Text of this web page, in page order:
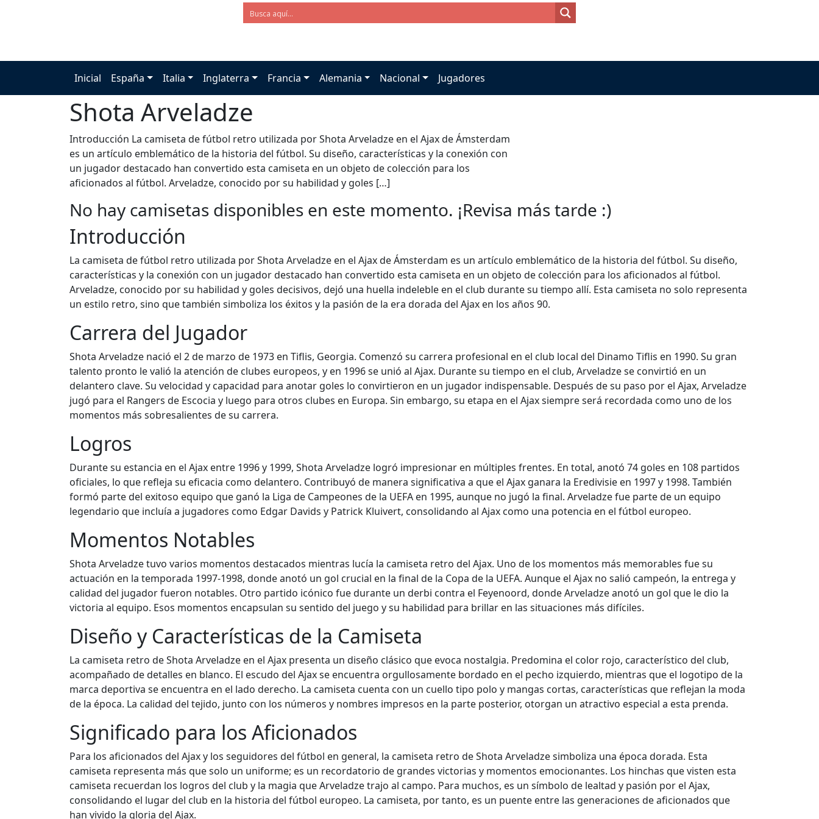
Inicial España Italia Inglaterra Francia Alemania Nacional Jugadores
Shota Arveladze
Introducción La camiseta de fútbol retro utilizada por Shota Arveladze en el Ajax de Ámsterdam
es un artículo emblemático de la historia del fútbol. Su diseño, características y la conexión con
un jugador destacado han convertido esta camiseta en un objeto de colección para los
aficionados al fútbol. Arveladze, conocido por su habilidad y goles […]
No hay camisetas disponibles en este momento. ¡Revisa más tarde :)
Introducción
La camiseta de fútbol retro utilizada por Shota Arveladze en el Ajax de Ámsterdam es un artículo emblemático de la historia del fútbol. Su diseño,
características y la conexión con un jugador destacado han convertido esta camiseta en un objeto de colección para los aficionados al fútbol.
Arveladze, conocido por su habilidad y goles decisivos, dejó una huella indeleble en el club durante su tiempo allí. Esta camiseta no solo representa
un estilo retro, sino que también simboliza los éxitos y la pasión de la era dorada del Ajax en los años 90.
Carrera del Jugador
Shota Arveladze nació el 2 de marzo de 1973 en Tiflis, Georgia. Comenzó su carrera profesional en el club local del Dinamo Tiflis en 1990. Su gran
talento pronto le valió la atención de clubes europeos, y en 1996 se unió al Ajax. Durante su tiempo en el club, Arveladze se convirtió en un
delantero clave. Su velocidad y capacidad para anotar goles lo convirtieron en un jugador indispensable. Después de su paso por el Ajax, Arveladze
jugó para el Rangers de Escocia y luego para otros clubes en Europa. Sin embargo, su etapa en el Ajax siempre será recordada como uno de los
momentos más sobresalientes de su carrera.
Logros
Durante su estancia en el Ajax entre 1996 y 1999, Shota Arveladze logró impresionar en múltiples frentes. En total, anotó 74 goles en 108 partidos
oficiales, lo que refleja su eficacia como delantero. Contribuyó de manera significativa a que el Ajax ganara la Eredivisie en 1997 y 1998. También
formó parte del exitoso equipo que ganó la Liga de Campeones de la UEFA en 1995, aunque no jugó la final. Arveladze fue parte de un equipo
legendario que incluía a jugadores como Edgar Davids y Patrick Kluivert, consolidando al Ajax como una potencia en el fútbol europeo.
Momentos Notables
Shota Arveladze tuvo varios momentos destacados mientras lucía la camiseta retro del Ajax. Uno de los momentos más memorables fue su
actuación en la temporada 1997-1998, donde anotó un gol crucial en la final de la Copa de la UEFA. Aunque el Ajax no salió campeón, la entrega y
calidad del jugador fueron notables. Otro partido icónico fue durante un derbi contra el Feyenoord, donde Arveladze anotó un gol que le dio la
victoria al equipo. Esos momentos encapsulan su sentido del juego y su habilidad para brillar en las situaciones más difíciles.
Diseño y Características de la Camiseta
La camiseta retro de Shota Arveladze en el Ajax presenta un diseño clásico que evoca nostalgia. Predomina el color rojo, característico del club,
acompañado de detalles en blanco. El escudo del Ajax se encuentra orgullosamente bordado en el pecho izquierdo, mientras que el logotipo de la
marca deportiva se encuentra en el lado derecho. La camiseta cuenta con un cuello tipo polo y mangas cortas, características que reflejan la moda
de la época. La calidad del tejido, junto con los números y nombres impresos en la parte posterior, otorgan un atractivo especial a esta prenda.
Significado para los Aficionados
Para los aficionados del Ajax y los seguidores del fútbol en general, la camiseta retro de Shota Arveladze simboliza una época dorada. Esta
camiseta representa más que solo un uniforme; es un recordatorio de grandes victorias y momentos emocionantes. Los hinchas que visten esta
camiseta recuerdan los logros del club y la magia que Arveladze trajo al campo. Para muchos, es un símbolo de lealtad y pasión por el Ajax,
consolidando el lugar del club en la historia del fútbol europeo. La camiseta, por tanto, es un puente entre las generaciones de aficionados que
han vivido la gloria del Ajax.